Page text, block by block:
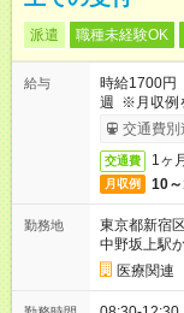
派遣 職種未経験OK
給与
時給1700円
週 ※月収例
ービス利用
交通費別
交通費 1ヶ
月収例 10
勤務地
東京都新宿区
中野坂上駅
医療関連